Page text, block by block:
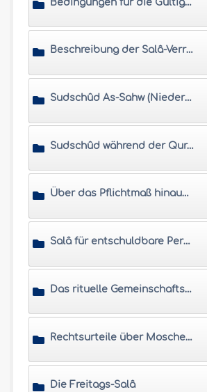
Bedingungen für die Gültigkeit der Salâ
Beschreibung der Salâ-Verrichtung
Sudschûd As-Sahw (Niederwerfung für Vergesslichkeiten)
Sudschûd während der Qurân-Lesung und Sudschûd aus Dankbarkeit
Über das Pflichtmaß hinausgehende rituelle Gebete
Salâ für entschuldbare Personen
Das rituelle Gemeinschaftsgebet
Rechtsurteile über Moscheen und Orte für die Salâ
Die Freitags-Salâ